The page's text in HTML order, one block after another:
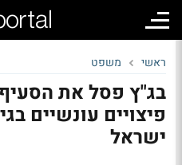
ראשי משפט
בג"ץ פסל את
פיצויים עונשיים
ישראל